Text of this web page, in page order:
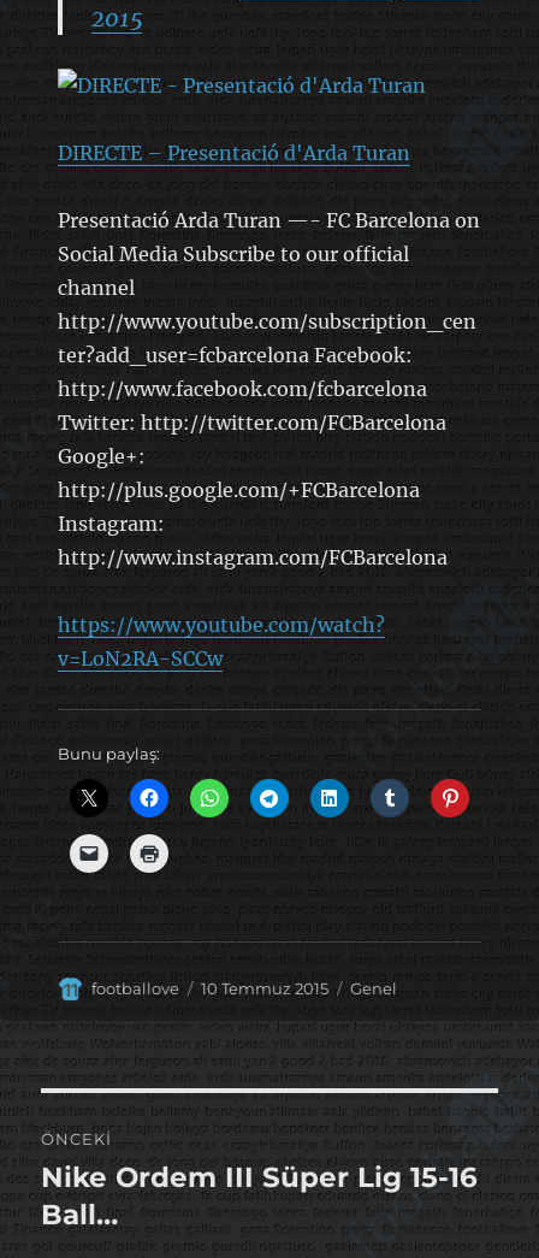
2015
DIRECTE – Presentació d'Arda Turan
Presentació Arda Turan —- FC Barcelona on
Social Media Subscribe to our official
channel
http://www.youtube.com/subscription_cen
ter?add_user=fcbarcelona Facebook:
http://www.facebook.com/fcbarcelona
Twitter: http://twitter.com/FCBarcelona
Google+:
http://plus.google.com/+FCBarcelona
Instagram:
http://www.instagram.com/FCBarcelona
https://www.youtube.com/watch?
v=LoN2RA-SCCw
Bunu paylaş:
Yazar
footballove
Yayın
10 Temmuz 2015 Kategoriler
Genel
Yazı
gezinmesi
ÖNCEKI
Önceki
yazı:
Nike Ordem III Süper Lig 15-16
Ball…